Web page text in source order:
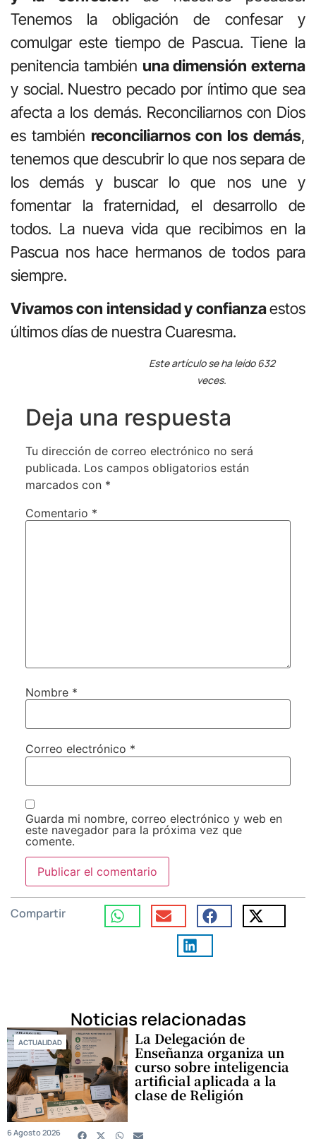
Tenemos la obligación de confesar y
comulgar este tiempo de Pascua. Tiene la
penitencia también una dimensión externa
y social. Nuestro pecado por íntimo que sea
afecta a los demás. Reconciliarnos con Dios
es también reconciliarnos con los demás,
tenemos que descubrir lo que nos separa de
los demás y buscar lo que nos une y
fomentar la fraternidad, el desarrollo de
todos. La nueva vida que recibimos en la
Pascua nos hace hermanos de todos para
siempre.
Vivamos con intensidad y confianzaestos
últimos días de nuestra Cuaresma.
Este artículo se ha leído 632
veces.
Deja una respuesta
Tu dirección de correo electrónico no será
publicada. Los campos obligatorios están
marcados con *
Comentario *
Nombre *
Correo electrónico *
Guarda mi nombre, correo electrónico y web en
este navegador para la próxima vez que
comente.
Compartir
Noticias relacionadas
ACTUALIDAD La Delegación de
Enseñanza organiza un
curso sobre inteligencia
artificial aplicada a la
clase de Religión
6 Agosto 2026